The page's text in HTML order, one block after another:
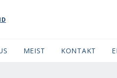
MEIST KONTAKT